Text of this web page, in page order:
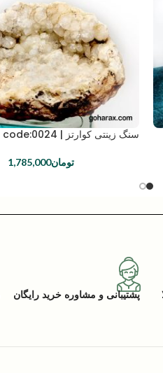
سنگ زینتی کوارتز | code:0024
تومان1,785,000
پشتیبانی و مشاوره خرید رایگان